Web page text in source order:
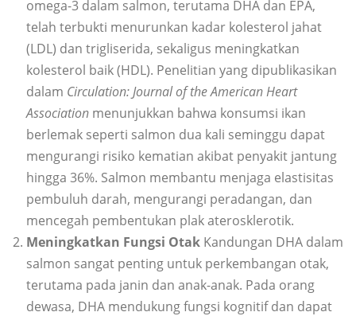
omega-3 dalam salmon, terutama DHA dan EPA,
telah terbukti menurunkan kadar kolesterol jahat
(LDL) dan trigliserida, sekaligus meningkatkan
kolesterol baik (HDL). Penelitian yang dipublikasikan
dalam Circulation: Journal of the American Heart
Association menunjukkan bahwa konsumsi ikan
berlemak seperti salmon dua kali seminggu dapat
mengurangi risiko kematian akibat penyakit jantung
hingga 36%. Salmon membantu menjaga elastisitas
pembuluh darah, mengurangi peradangan, dan
mencegah pembentukan plak aterosklerotik.
Meningkatkan Fungsi Otak Kandungan DHA dalam
salmon sangat penting untuk perkembangan otak,
terutama pada janin dan anak-anak. Pada orang
dewasa, DHA mendukung fungsi kognitif dan dapat